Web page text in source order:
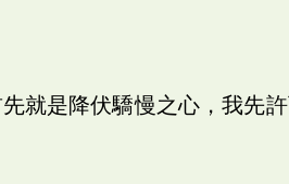
就是降伏驕慢之心，我先